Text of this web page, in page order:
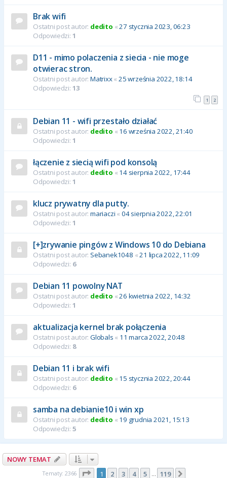
Brak wifi
Ostatni post autor: dedito «27 stycznia 2023, 06:23
Odpowiedzi: 1
D11 - mimo polaczenia z siecia - nie moge
otwierac stron.
Ostatni post autor: Matrixx«25 września 2022, 18:14
Odpowiedzi: 13
1 2
Debian 11 - wifi przestało działać
Ostatni post autor: dedito « 16 września 2022, 21:40
Odpowiedzi: 1
łączenie z siecią wifi pod konsolą
Ostatni post autor: dedito « 14 sierpnia 2022, 17:44
Odpowiedzi: 1
klucz prywatny dla putty.
Ostatni post autor: mariaczi « 04 sierpnia 2022, 22:01
Odpowiedzi: 1
[+]zrywanie pingów z Windows 10 do Debiana
Ostatni post autor: Sebanek1048 «21 lipca 2022, 11:09
Odpowiedzi: 6
Debian 11 powolny NAT
Ostatni post autor: dedito «26 kwietnia 2022, 14:32
Odpowiedzi: 1
aktualizacja kernel brak połączenia
Ostatni post autor: Globals « 11 marca 2022, 20:48
Odpowiedzi: 8
Debian 11 i brak wifi
Ostatni post autor: dedito « 15 stycznia 2022, 20:44
Odpowiedzi: 6
samba na debianie10 i win xp
Ostatni post autor: dedito « 19 grudnia 2021, 15:13
Odpowiedzi: 5
NOWY TEMAT
Tematy: 2366 Strona z119
1 2 3 4 5 … 119